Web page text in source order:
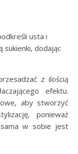
usta i
sukienki, dodając
z ilością
efektu.
aby stworzyć
ponieważ
w sobie jest